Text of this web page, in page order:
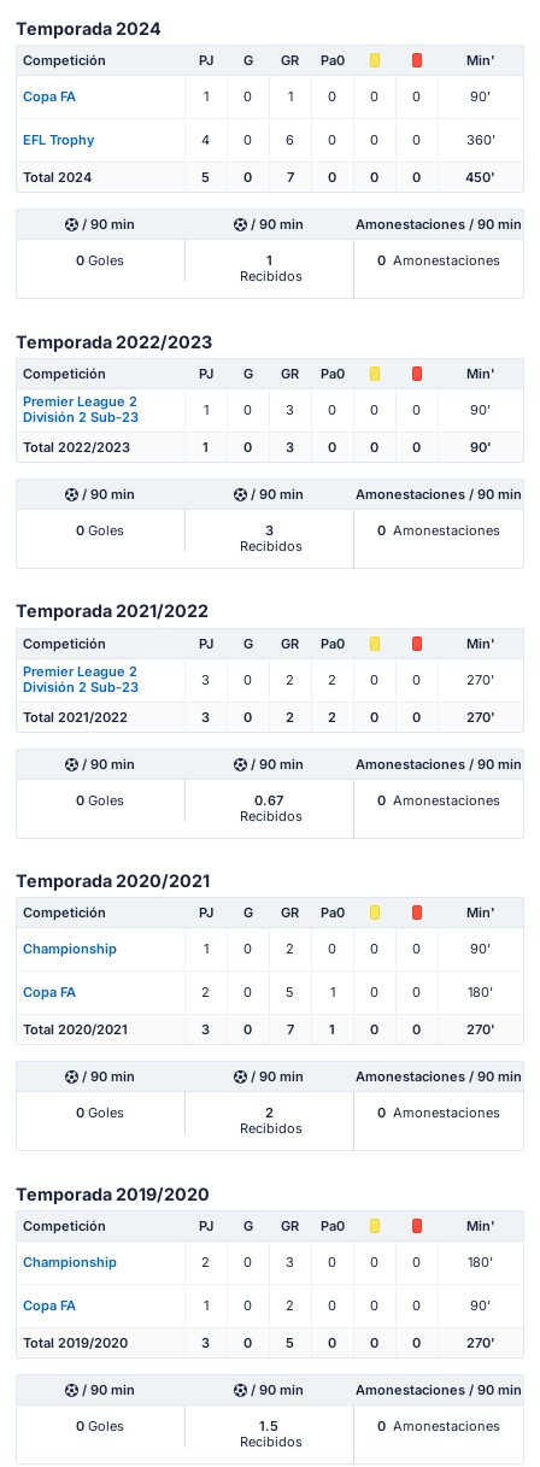
Temporada 2024
Competición PJ G GR Pa0 Min'
Copa FA 1 0 1 0 0 0 90'
EFL Trophy 4 0 6 0 0 0 360'
Total 2024 5 0 7 0 0 0 450'
/ 90 min / 90 min Amonestaciones / 90 min
0 Goles
1
Recibidos
0 Amonestaciones
Temporada 2022/2023
Competición PJ G GR Pa0
Min'
Premier League 2
División 2 Sub-23
1 0 3 0 0 0 90'
Total 2022/2023 1 0 3 0 0 0 90'
/ 90 min / 90 min Amonestaciones / 90 min
0 Goles
3
Recibidos
0 Amonestaciones
Temporada 2021/2022
Competición PJ G GR Pa0
Min'
Premier League 2
División 2 Sub-23
3 0 2 2 0 0 270'
Total 2021/2022 3 0 2 2 0 0 270'
/ 90 min / 90 min Amonestaciones / 90 min
0 Goles
0.67
Recibidos
0 Amonestaciones
Temporada 2020/2021
Competición PJ G GR Pa0 Min'
Championship 1 0 2 0 0 0 90'
Copa FA 2 0 5 1 0 0 180'
Total 2020/2021 3 0 7 1 0 0 270'
/ 90 min / 90 min Amonestaciones / 90 min
0 Goles
2
Recibidos
0 Amonestaciones
Temporada 2019/2020
Competición PJ G GR Pa0 Min'
Championship 2 0 3 0 0 0 180'
Copa FA 1 0 2 0 0 0 90'
Total 2019/2020 3 0 5 0 0 0 270'
/ 90 min / 90 min Amonestaciones / 90 min
0 Goles
1.5
Recibidos
0 Amonestaciones